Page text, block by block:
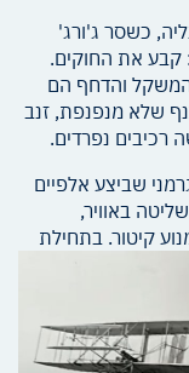
300 שנה באנגליה, כשסר ג'ורג'
קבע את החוקים.
המשקל והדחף הם
שלא מנפנפת, זנב
נפרדים.
הגרמני שביצע אלפיים
באוויר,
קיטור. בתחילת